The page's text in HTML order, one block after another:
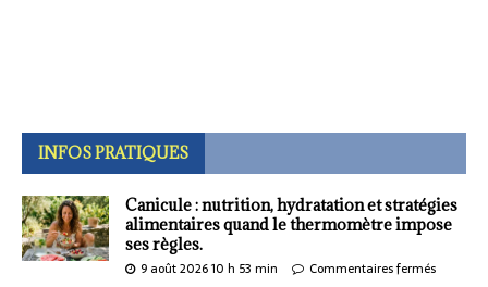
INFOS PRATIQUES
Canicule : nutrition, hydratation et stratégies
alimentaires quand le thermomètre impose
ses règles.
9 août 2026 10 h 53 min Commentaires fermés